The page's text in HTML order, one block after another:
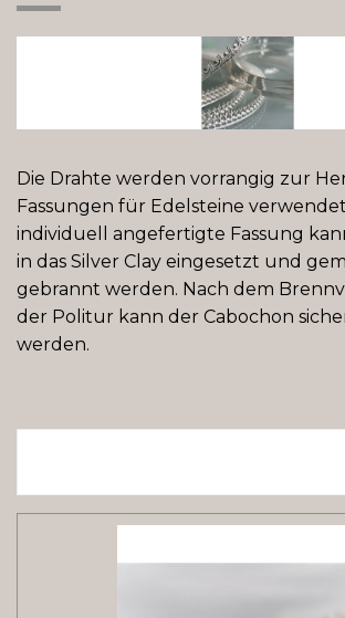
Die Drahte werden vorrangig zur
Fassungen für Edelsteine
individuell angefertigte Fassung
in das Silver Clay eingesetzt und
gebrannt werden. Nach dem
der Politur kann der Cabochon
werden.